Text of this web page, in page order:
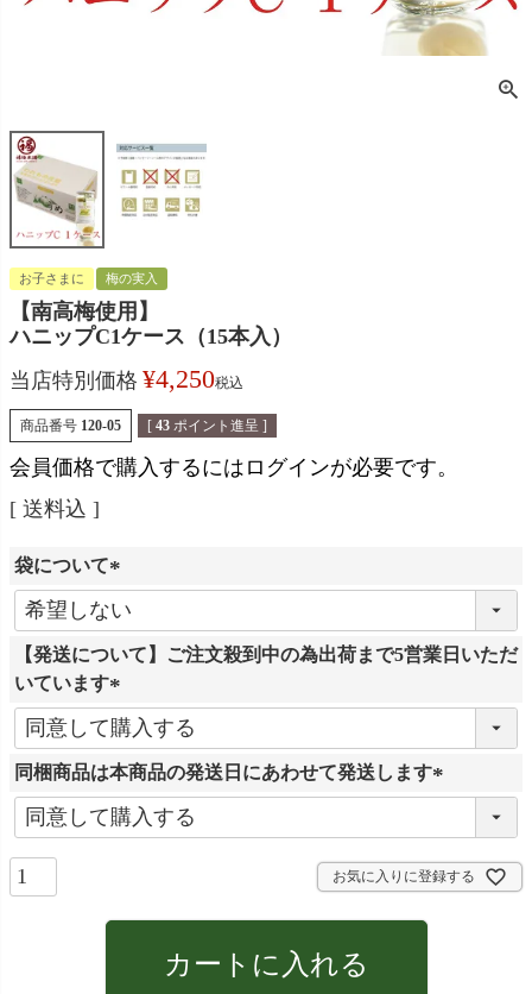
お子さまに 梅の実入
【南高梅使用】
ハニップC1ケース（15本入）
当店特別価格 ¥4,250税込
商品番号 120-05 [ 43 ポイント進呈 ]
会員価格で購入するにはログインが必要です。
送料込
袋について
(
必
須
)
【発送について】ご注文殺到中の為出荷まで5営業日いただ
いています
(
必
須
)
同梱商品は本商品の発送日にあわせて発送します
必
須
)
お気に入りに登録する
カートに入れる